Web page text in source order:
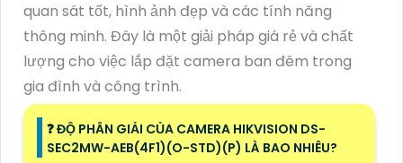
quan sát tốt, hình ảnh đẹp và các tính năng
thông minh. Đây là một giải pháp giá rẻ và chất
lượng cho việc lắp đặt camera ban đêm trong
gia đình và công trình.
️❓ ĐỘ PHÂN GIẢI CỦA CAMERA HIKVISION DS-
SEC2MW-AEB(4F1)(O-STD)(P) LÀ BAO NHIÊU?